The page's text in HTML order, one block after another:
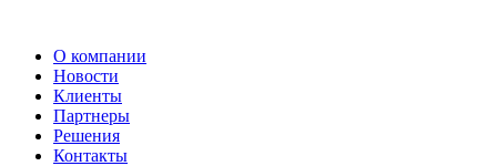
О компании
Новости
Клиенты
Партнеры
Решения
Контакты